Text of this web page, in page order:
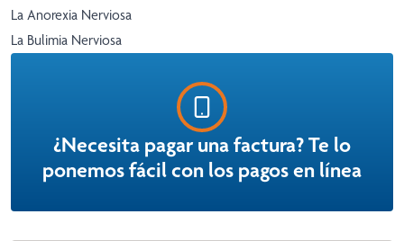
La Anorexia Nerviosa
La Bulimia Nerviosa
¿Necesita pagar una factura? Te lo
ponemos fácil con los pagos en línea